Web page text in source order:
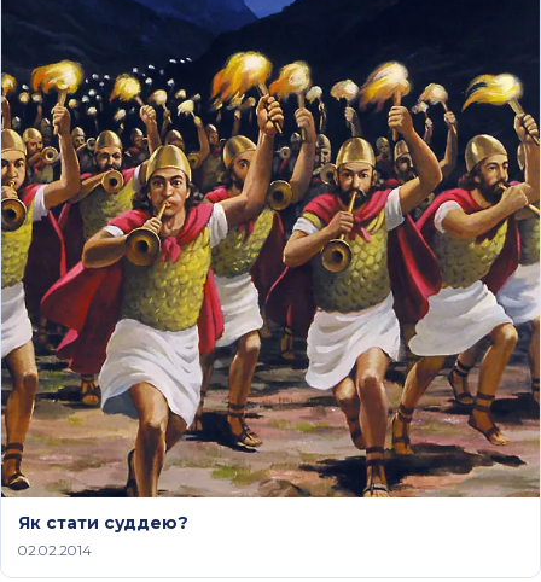
Як стати суддею?
02.02.2014